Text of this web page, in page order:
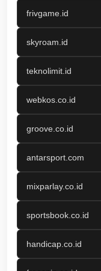
frivgame.id
skyroam.id
teknolimit.id
webkos.co.id
groove.co.id
antarsport.com
mixparlay.co.id
sportsbook.co.id
handicap.co.id